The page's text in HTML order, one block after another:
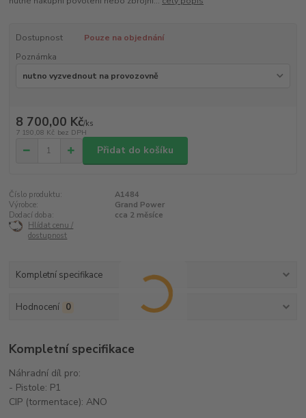
Dostupnost
Pouze na objednání
Poznámka
8 700,00 Kč/ks
7 190,08 Kč bez DPH
Přidat do košíku
Číslo produktu:
A1484
Výrobce:
Grand Power
Dodací doba:
cca 2 měsíce
Hlídat cenu /
dostupnost
Kompletní specifikace
Hodnocení 0
Kompletní specifikace
Náhradní díl pro:
- Pistole: P1
CIP (tormentace): ANO